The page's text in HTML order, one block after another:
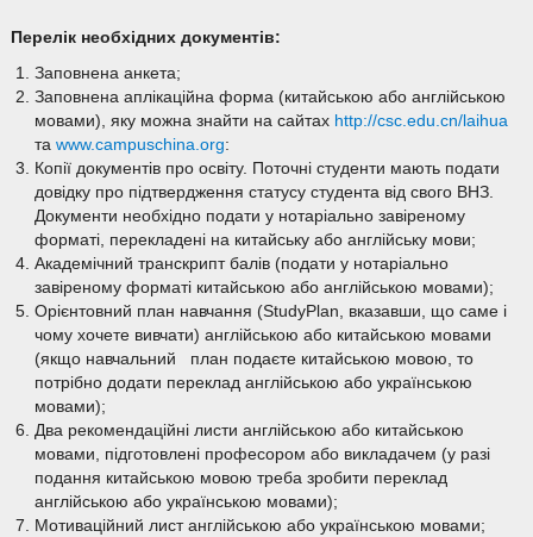
Перелік необхідних документів:
Заповнена анкета;
Заповнена аплікаційна форма (китайською або англійською
мовами), яку можна знайти на сайтах http://csc.edu.cn/laihua
та www.campuschina.org:
Копії документів про освіту. Поточні студенти мають подати
довідку про підтвердження статусу студента від свого ВНЗ.
Документи необхідно подати у нотаріально завіреному
форматі, перекладені на китайську або англійську мови;
Академічний транскрипт балів (подати у нотаріально
завіреному форматі китайською або англійською мовами);
Орієнтовний план навчання (StudyPlan, вказавши, що саме і
чому хочете вивчати) англійською або китайською мовами
(якщо навчальний план подаєте китайською мовою, то
потрібно додати переклад англійською або українською
мовами);
Два рекомендаційні листи англійською або китайською
мовами, підготовлені професором або викладачем (у разі
подання китайською мовою треба зробити переклад
англійською або українською мовами);
Мотиваційний лист англійською або українською мовами;